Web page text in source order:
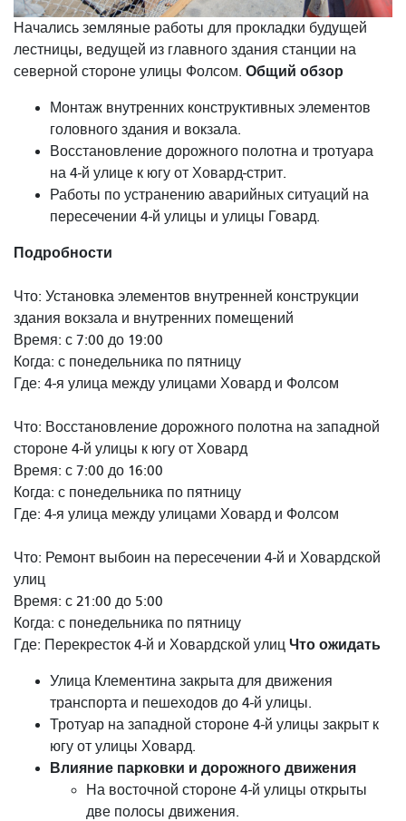
Начались земляные работы для прокладки будущей
лестницы, ведущей из главного здания станции на
северной стороне улицы Фолсом. Общий обзор
Монтаж внутренних конструктивных элементов
головного здания и вокзала.
Восстановление дорожного полотна и тротуара
на 4-й улице к югу от Ховард-стрит.
Работы по устранению аварийных ситуаций на
пересечении 4-й улицы и улицы Говард.
Подробности
Что: Установка элементов внутренней конструкции
здания вокзала и внутренних помещений
Время: с 7:00 до 19:00
Когда: с понедельника по пятницу
Где: 4-я улица между улицами Ховард и Фолсом
Что: Восстановление дорожного полотна на западной
стороне 4-й улицы к югу от Ховард
Время: с 7:00 до 16:00
Когда: с понедельника по пятницу
Где: 4-я улица между улицами Ховард и Фолсом
Что: Ремонт выбоин на пересечении 4-й и Ховардской
улиц
Время: с 21:00 до 5:00
Когда: с понедельника по пятницу
Где: Перекресток 4-й и Ховардской улиц Что ожидать
Улица Клементина закрыта для движения
транспорта и пешеходов до 4-й улицы.
Тротуар на западной стороне 4-й улицы закрыт к
югу от улицы Ховард.
Влияние парковки и дорожного движения
На восточной стороне 4-й улицы открыты
две полосы движения.